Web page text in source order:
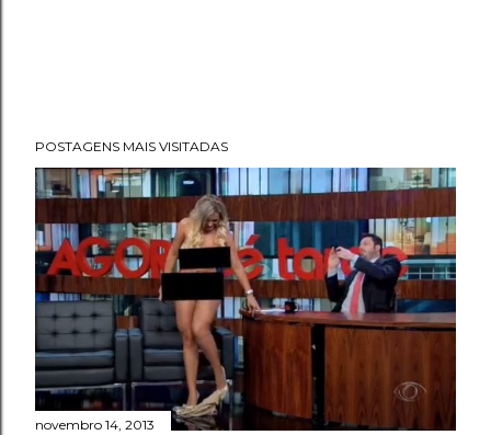
POSTAGENS MAIS VISITADAS
novembro 14, 2013